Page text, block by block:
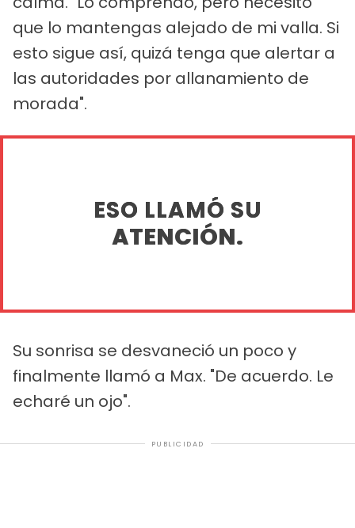
que lo mantengas alejado de mi valla. Si
esto sigue así, quizá tenga que alertar a
las autoridades por allanamiento de
morada".
ESO LLAMÓ SU
ATENCIÓN.
Su sonrisa se desvaneció un poco y
finalmente llamó a Max. "De acuerdo. Le
echaré un ojo".
PUBLICIDAD